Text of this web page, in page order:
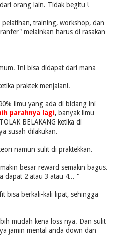
orang lain. Tidak begitu !
training, workshop, dan
melainkan harus di rasakan
Ini bisa didapat dari mana
praktek menjalani.
ilmu yang ada di bidang ini
parahnya lagi, banyak ilmu
BELAKANG ketika di
susah dilakukan.
namun sulit di praktekkan.
besar reward semakin bagus.
dapat 2 atau 3 atau 4... "
bisa berkali-kali lipat, sehingga
mudah kena loss nya. Dan sulit
jamin mental anda down dan